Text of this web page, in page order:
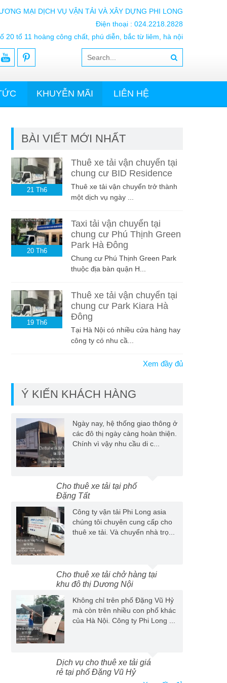
MẠI DỊCH VỤ VẬN TẢI VÀ XÂY DỰNG PHI LONG
Điện thoại : 024.2218.2828
20 tổ 11 hoàng công chất, phú diễn, bắc từ liêm, hà nội
KHUYỄN MÃI LIÊN HỆ
BÀI VIẾT MỚI NHẤT
21 Th6
Thuê xe tải vận chuyển tại
chung cư BID Residence
Thuê xe tải vận chuyển trở thành
một dịch vụ ngày ...
20 Th6
Taxi tải vận chuyển tại
chung cư Phú Thịnh Green
Park Hà Đông
Chung cư Phú Thịnh Green Park
thuộc địa bàn quận H...
19 Th6
Thuê xe tải vận chuyển tại
chung cư Park Kiara Hà
Đông
Tại Hà Nội có nhiều cửa hàng hay
công ty có nhu cầ...
Xem đầy đủ
Ý KIẾN KHÁCH HÀNG
Ngày nay, hệ thống giao thông ở
các đô thị ngày càng hoàn thiện.
Chính vì vậy nhu cầu di c...
Cho thuê xe tải tại phố
Đặng Tất
Công ty vận tải Phi Long asia
chúng tôi chuyên cung cấp cho
thuê xe tải. Và chuyển nhà trọ...
Cho thuê xe tải chở hàng tại
khu đô thị Dương Nội
Không chỉ trên phố Đặng Vũ Hỷ
mà còn trên nhiều con phố khác
của Hà Nội. Công ty Phi Long ...
Dịch vụ cho thuê xe tải giá
rẻ tại phố Đặng Vũ Hỷ